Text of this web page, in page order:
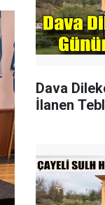
Dava
İlanen